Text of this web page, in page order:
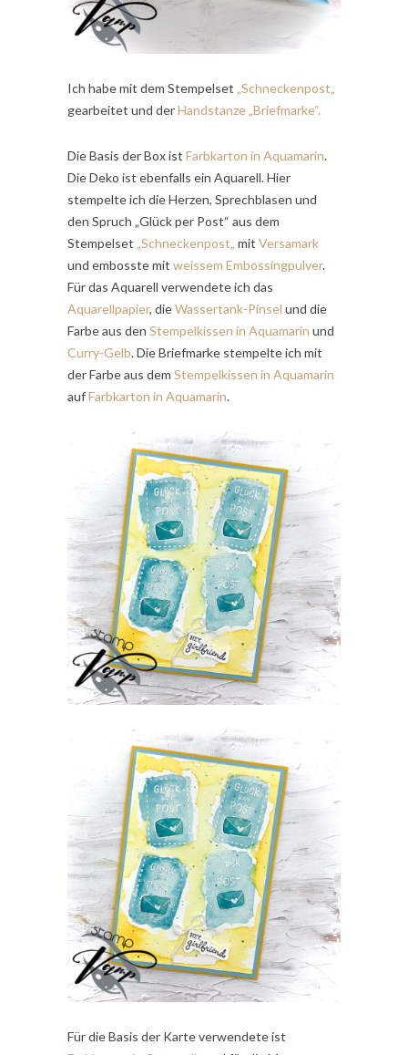
Ich habe mit dem Stempelset „Schneckenpost„
gearbeitet und derHandstanze „Briefmarke“.
Die Basis der Box ist Farbkarton in Aquamarin.
Die Deko ist ebenfalls ein Aquarell. Hier
stempelte ich die Herzen, Sprechblasen und
den Spruch „Glück per Post“ aus dem
Stempelset „Schneckenpost„ mit Versamark
und embosste mit weissem Embossingpulver.
Für das Aquarell verwendete ich das
Aquarellpapier, dieWassertank-Pinsel und die
Farbe aus den Stempelkissen in Aquamarin und
Curry-Gelb. Die Briefmarke stempelte ich mit
der Farbe aus dem Stempelkissen in Aquamarin
aufFarbkarton in Aquamarin.
Für die Basis der Karte verwendete ist